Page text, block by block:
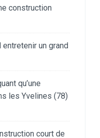
construction
un grand
qu’une
les Yvelines (78)
court de